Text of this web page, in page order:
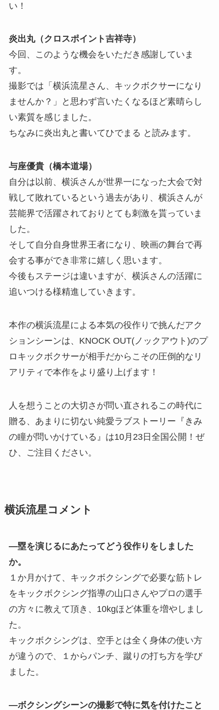
い！
炎出丸（クロスポイント吉祥寺）
今回、このような機会をいただき感謝していま
す。
撮影では「横浜流星さん、キックボクサーになり
ませんか？」と思わず言いたくなるほど素晴らし
い素質を感じました。
ちなみに炎出丸と書いてひでまる と読みます。
与座優貴（橋本道場）
自分は以前、横浜さんが世界一になった大会で対
戦して敗れているという過去があり、横浜さんが
芸能界で活躍されておりとても刺激を貰っていま
した。
そして自分自身世界王者になり、映画の舞台で再
会する事ができ非常に嬉しく思います。
今後もステージは違いますが、横浜さんの活躍に
追いつける様精進していきます。
本作の横浜流星による本気の役作りで挑んだアク
ションシーンは、KNOCK OUT(ノックアウト)のプ
ロキックボクサーが相手だからこその圧倒的なリ
アリティで本作をより盛り上げます！
人を想うことの大切さが問い直されるこの時代に
贈る、あまりに切ない純愛ラブストーリー『きみ
の瞳が問いかけている』は10月23日全国公開！ぜ
ひ、ご注目ください。
横浜流星コメント
―塁を演じるにあたってどう役作りをしました
か。
１か月かけて、キックボクシングで必要な筋トレ
をキックボクシング指導の山口さんやプロの選手
の方々に教えて頂き、10kgほど体重を増やしまし
た。
キックボクシングは、空手とは全く身体の使い方
が違うので、１からパンチ、蹴りの打ち方を学び
ました。
―ボクシングシーンの撮影で特に気を付けたこと